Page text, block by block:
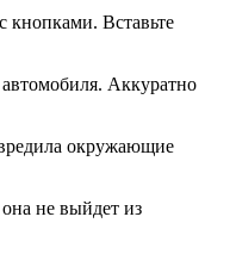
кнопками. Вставьте
Аккуратно
окружающие
не выйдет из